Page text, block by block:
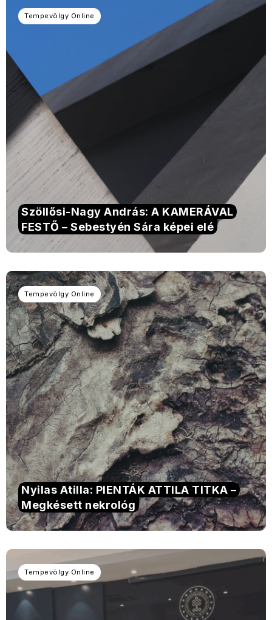
Tempevölgy Online
Szöllősi-Nagy András: A KAMERÁVAL
FESTŐ – Sebestyén Sára képei elé
Tempevölgy Online
Nyilas Atilla: PIENTÁK ATTILA TITKA –
Megkésett nekrológ
Tempevölgy Online